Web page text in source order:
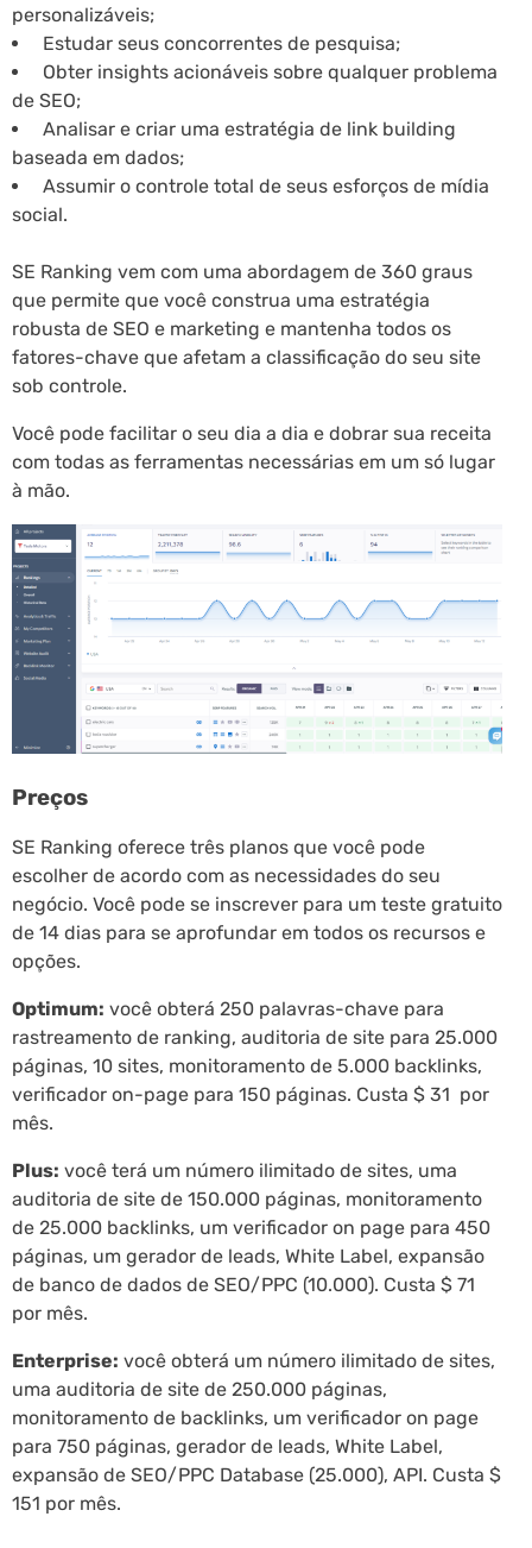
personalizáveis;
Estudar seus concorrentes de pesquisa;
Obter insights acionáveis sobre qualquer problema
de SEO;
Analisar e criar uma estratégia de link building
baseada em dados;
Assumir o controle total de seus esforços de mídia
social.
SE Ranking vem com uma abordagem de 360 graus
que permite que você construa uma estratégia
robusta de SEO e marketing e mantenha todos os
fatores-chave que afetam a classificação do seu site
sob controle.
Você pode facilitar o seu dia a dia e dobrar sua receita
com todas as ferramentas necessárias em um só lugar
à mão.
Preços
SE Ranking oferece três planos que você pode
escolher de acordo com as necessidades do seu
negócio. Você pode se inscrever para um teste gratuito
de 14 dias para se aprofundar em todos os recursos e
opções.
Optimum: você obterá 250 palavras-chave para
rastreamento de ranking, auditoria de site para 25.000
páginas, 10 sites, monitoramento de 5.000 backlinks,
verificador on-page para 150 páginas. Custa $ 31 por
mês.
Plus: você terá um número ilimitado de sites, uma
auditoria de site de 150.000 páginas, monitoramento
de 25.000 backlinks, um verificador on page para 450
páginas, um gerador de leads, White Label, expansão
de banco de dados de SEO/PPC (10.000). Custa $ 71
por mês.
Enterprise: você obterá um número ilimitado de sites,
uma auditoria de site de 250.000 páginas,
monitoramento de backlinks, um verificador on page
para 750 páginas, gerador de leads, White Label,
expansão de SEO/PPC Database (25.000), API. Custa $
151 por mês.